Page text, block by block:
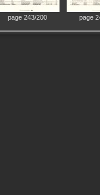
page 243/200 page